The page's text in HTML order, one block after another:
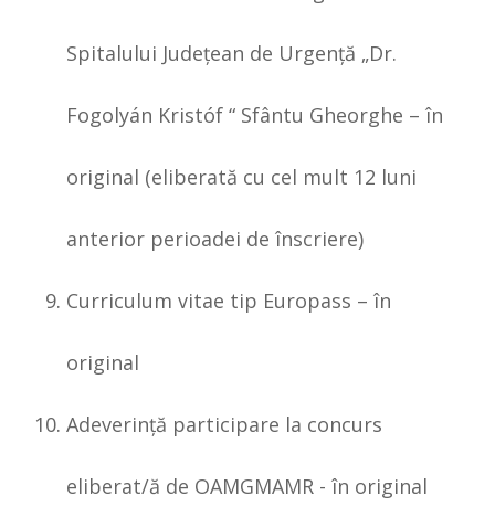
Spitalului Judeţean de Urgenţă „Dr.
Fogolyán Kristóf “ Sfântu Gheorghe – în
original (eliberată cu cel mult 12 luni
anterior perioadei de înscriere)
Curriculum vitae tip Europass – în
original
Adeverinţă participare la concurs
eliberat/ă de OAMGMAMR - în original